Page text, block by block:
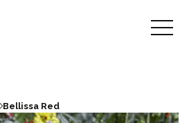
Bellissa Red